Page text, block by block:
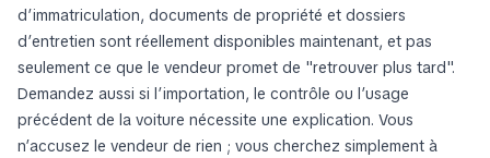
d’immatriculation, documents de propriété et dossiers
d’entretien sont réellement disponibles maintenant, et pas
seulement ce que le vendeur promet de "retrouver plus tard".
Demandez aussi si l’importation, le contrôle ou l’usage
précédent de la voiture nécessite une explication. Vous
n’accusez le vendeur de rien ; vous cherchez simplement à